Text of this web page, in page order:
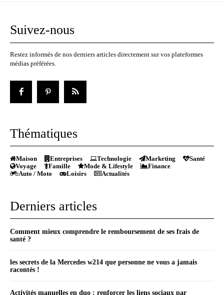
Suivez-nous
Restez informés de nos derniers articles directement sur vos plateformes
médias préférées.
Thématiques
Maison Entreprises Technologie Marketing
Santé
Voyage
Famille Mode & Lifestyle
Finance
Auto / Moto
Loisirs Actualités
Derniers articles
Comment mieux comprendre le remboursement de ses frais de
santé ?
les secrets de la Mercedes w214 que personne ne vous a jamais
racontés !
Activités manuelles en duo : renforcer les liens sociaux par